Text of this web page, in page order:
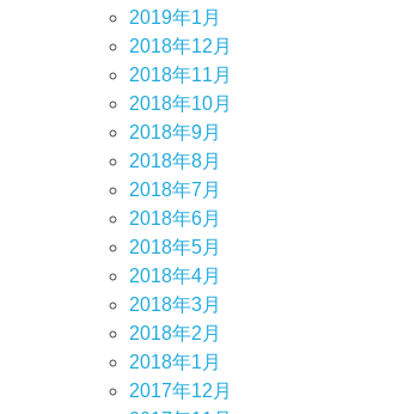
2019年1月
2018年12月
2018年11月
2018年10月
2018年9月
2018年8月
2018年7月
2018年6月
2018年5月
2018年4月
2018年3月
2018年2月
2018年1月
2017年12月